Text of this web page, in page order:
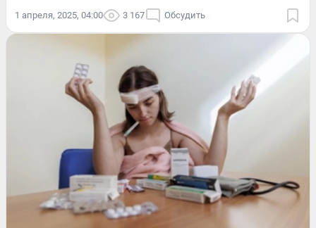
1 апреля, 2025, 04:00 3 167 Обсудить